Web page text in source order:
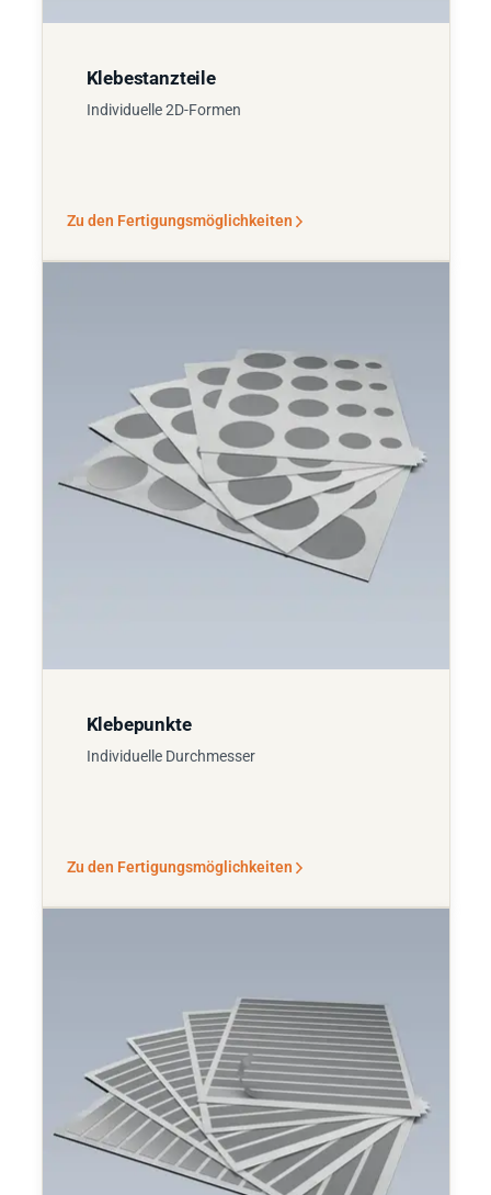
Klebestanzteile
Individuelle 2D-Formen
Zu den Fertigungsmöglichkeiten
Klebepunkte
Individuelle Durchmesser
Zu den Fertigungsmöglichkeiten